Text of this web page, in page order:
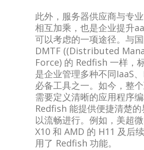
此外，服务器供应商与专
相互加乘，也是企业提升
可以考虑的一项途径。与
DMTF ((Distributed
Force) 的 Redfish 一样，
是企业管理多种不同IaaS
必备工具之一。如今，整
需要定义清晰的应用程序
Redfish 能提供便捷清楚
以流畅进行。例如，美超
X10 和 AMD 的 H11 及后
用了 Redfish 功能。